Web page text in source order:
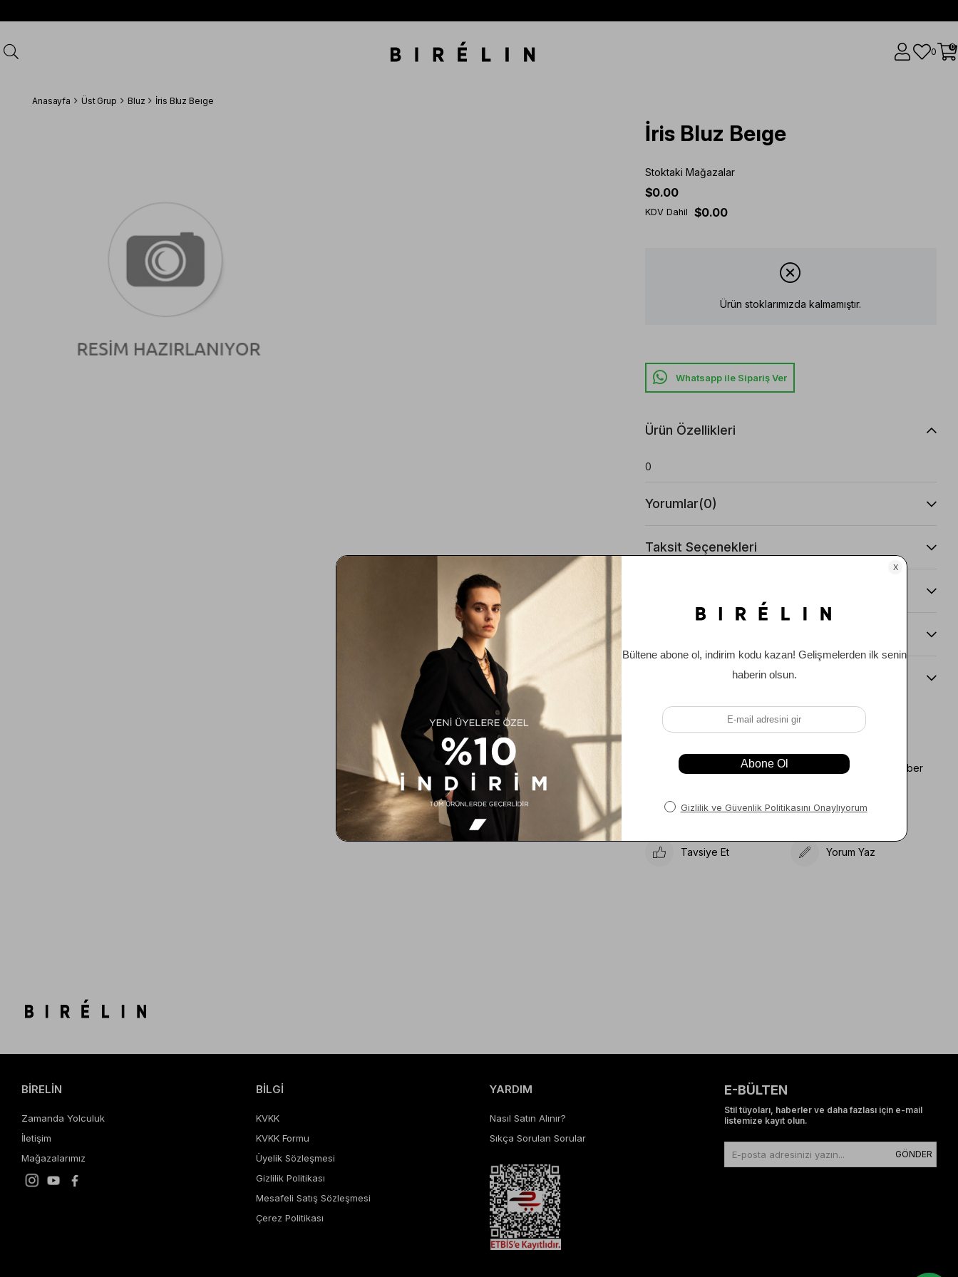
0 0
Anasayfa Üst Grup Bluz İris Bluz Beıge
İris Bluz Beıge
Stoktaki Mağazalar
$0.00
KDV Dahil $0.00
Ürün stoklarımızda kalmamıştır.
Whatsapp ile Sipariş Ver
Ürün Özellikleri
0
Yorumlar(0)
Taksit Seçenekleri
Beden Kılavuzu
Favorilere Ekle Koleksiyona Ekle
Karşılaştır
Fiyat Düşünce Haber
Gelince Haber Ver
Tavsiye Et Yorum Yaz
BİRELİN
Zamanda Yolculuk
İletişim
Mağazalarımız
BİLGİ
KVKK
KVKK Formu
Üyelik Sözleşmesi
Gizlilik Politikası
Mesafeli Satış Sözleşmesi
Çerez Politikası
YARDIM
Nasıl Satın Alınır?
Sıkça Sorulan Sorular
E-BÜLTEN
Stil tüyoları, haberler ve daha fazlası için e-mail
listemize kayıt olun.
GÖNDER